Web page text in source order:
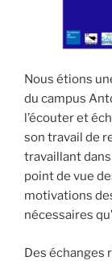
Nous étions
du campus
l’écouter et
son travail de
travaillant
point de vue
motivations
nécessaires
Des échanges